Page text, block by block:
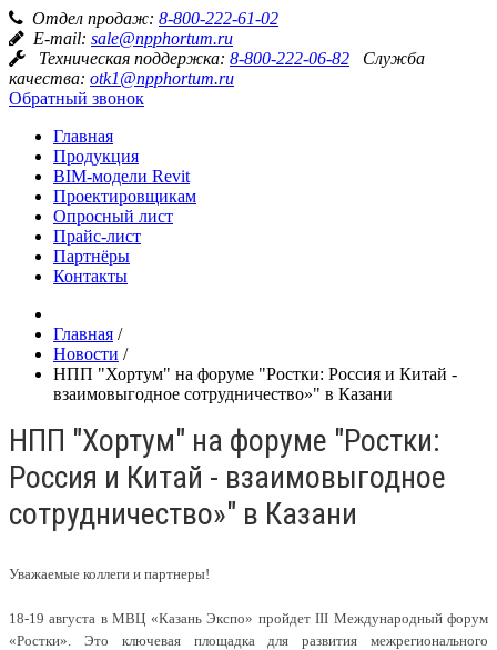
Отдел продаж: 8-800-222-61-02
E-mail: sale@npphortum.ru
Техническая поддержка: 8-800-222-06-82 Служба
качества: otk1@npphortum.ru
Обратный звонок
Главная
Продукция
BIM-модели Revit
Проектировщикам
Опросный лист
Прайс-лист
Партнёры
Контакты
Главная /
Новости /
НПП "Хортум" на форуме "Ростки: Россия и Китай -
взаимовыгодное сотрудничество»" в Казани
НПП "Хортум" на форуме "Ростки:
Россия и Китай - взаимовыгодное
сотрудничество»" в Казани
Уважаемые коллеги и партнеры!
18-19 августа в МВЦ «Казань Экспо» пройдет III Международный форум
«Ростки». Это ключевая площадка для развития межрегионального